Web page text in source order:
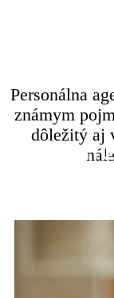
Personálna
známym
dôležitý aj